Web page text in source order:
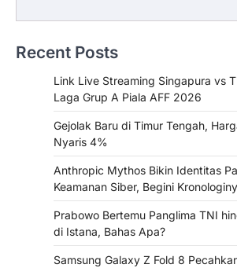
Recent Posts
Link Live Streaming Singapura vs
Laga Grup A Piala AFF 2026
Gejolak Baru di Timur Tengah,
Nyaris 4%
Anthropic Mythos Bikin Identitas
Keamanan Siber, Begini
Prabowo Bertemu Panglima TNI
di Istana, Bahas Apa?
Samsung Galaxy Z Fold 8